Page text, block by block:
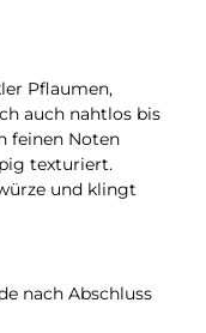
Pflaumen,
auch nahtlos bis
feinen Noten
texturiert.
und klingt
nach Abschluss